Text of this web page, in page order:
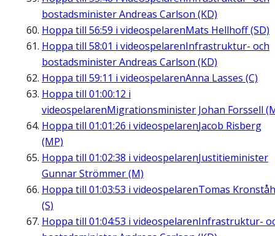
bostadsminister Andreas Carlson (KD)
Hoppa till 56:59 i videospelarenMats Hellhoff (SD)
Hoppa till 58:01 i videospelarenInfrastruktur- och
bostadsminister Andreas Carlson (KD)
Hoppa till 59:11 i videospelarenAnna Lasses (C)
Hoppa till 01:00:12 i
videospelarenMigrationsminister Johan Forssell
Hoppa till 01:01:26 i videospelarenJacob Risberg
(MP)
Hoppa till 01:02:38 i videospelarenJustitieminister
Gunnar Strömmer (M)
Hoppa till 01:03:53 i videospelarenTomas
(S)
Hoppa till 01:04:53 i videospelarenInfrastruktur-